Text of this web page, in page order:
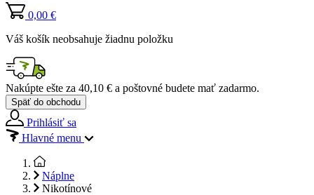
0,00 €
Váš košík neobsahuje žiadnu položku
Nakúpte ešte za 40,10 € a poštovné budete mať zadarmo.
Späť do obchodu
Prihlásiť sa
Hlavné menu
Náplne
Nikotínové